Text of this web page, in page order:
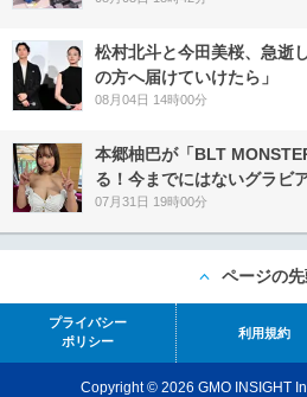
松村北斗と今田美桜、急逝
の方へ届けていけたら」
08月04日 14時00分
本郷柚巴が「BLT
る！今までにはないグラビ
07月31日 19時00分
ページの
プライバシー
ポリシー
利用規約
Copyright © 2026 GMO INSIGHT